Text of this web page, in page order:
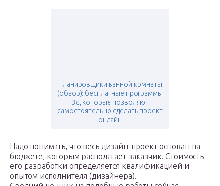
Планировщики ванной комнаты
(обзор): бесплатные программы
3d, которые позволяют
самостоятельно сделать проект
онлайн
Надо понимать, что весь дизайн-проект основан на
бюджете, которым располагает заказчик. Стоимость
его разработки определяется квалификацией и
опытом исполнителя (дизайнера).